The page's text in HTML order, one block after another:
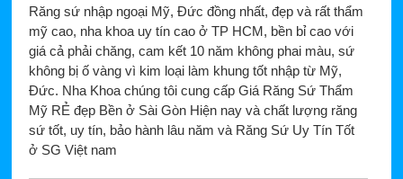
Răng sứ nhập ngoại Mỹ, Đức đồng nhất, đẹp và rất thẩm
mỹ cao, nha khoa uy tín cao ở TP HCM, bền bỉ cao với
giá cả phải chăng, cam kết 10 năm không phai màu, sứ
không bị ố vàng vì kim loại làm khung tốt nhập từ Mỹ,
Đức. Nha Khoa chúng tôi cung cấp Giá Răng Sứ Thẩm
Mỹ RẺ đẹp Bền ở Sài Gòn Hiện nay và chất lượng răng
sứ tốt, uy tín, bảo hành lâu năm và Răng Sứ Uy Tín Tốt
ở SG Việt nam